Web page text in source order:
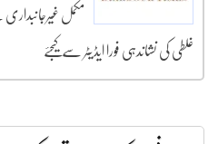
مکمل
غلطی کی نشاندہی فورا ایڈیٹر سے کیجئے